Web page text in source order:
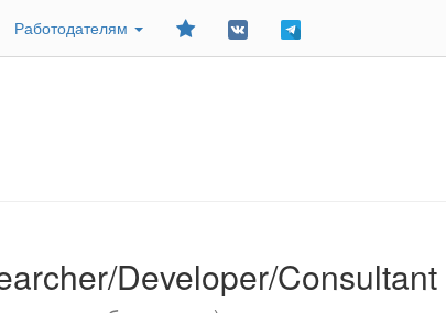
Работодателям
Добавить
Developer/